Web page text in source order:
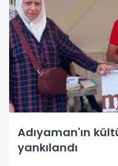
Adıyaman'ın
yankılandı